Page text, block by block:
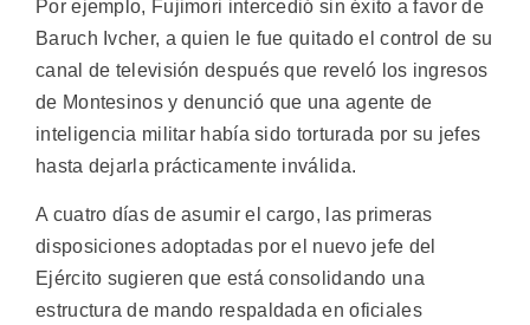
Por ejemplo, Fujimori intercedió sin éxito a favor de
Baruch Ivcher, a quien le fue quitado el control de su
canal de televisión después que reveló los ingresos
de Montesinos y denunció que una agente de
inteligencia militar había sido torturada por su jefes
hasta dejarla prácticamente inválida.
A cuatro días de asumir el cargo, las primeras
disposiciones adoptadas por el nuevo jefe del
Ejército sugieren que está consolidando una
estructura de mando respaldada en oficiales